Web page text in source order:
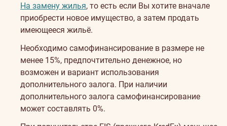
На замену жилья, то есть если Вы хотите вначале
приобрести новое имущество, а затем продать
имеющееся жильё.
Необходимо самофинансирование в размере не
менее 15%, предпочтительно денежное, но
возможен и вариант использования
дополнительного залога. При наличии
дополнительного залога самофинансирование
может составлять 0%.